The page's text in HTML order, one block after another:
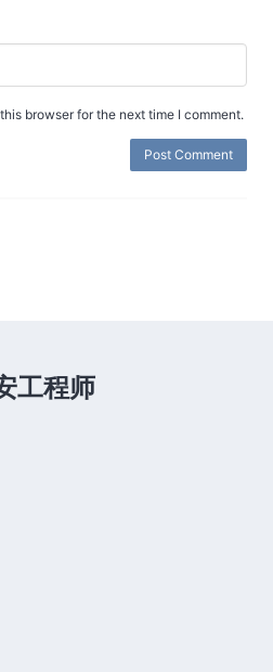
browser for the next time I comment.
工程师